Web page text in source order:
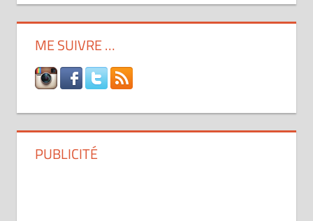
ME SUIVRE …
PUBLICITÉ